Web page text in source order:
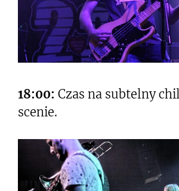
18:00: Czas na subtelny
scenie.